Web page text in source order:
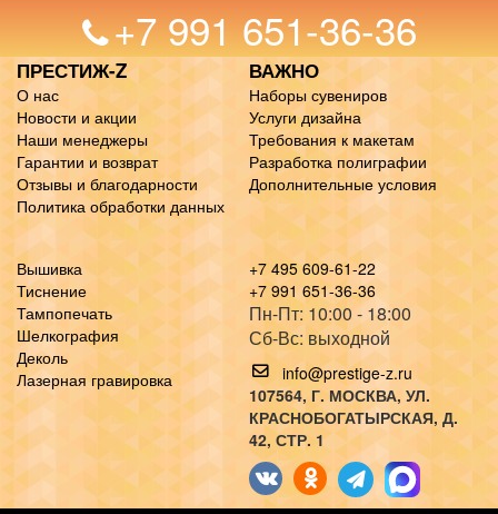
+7 991 651-36-36
ПРЕСТИЖ-Z
О нас
Новости и акции
Наши менеджеры
Гарантии и возврат
Отзывы и благодарности
Политика обработки данных
ВАЖНО
Наборы сувениров
Услуги дизайна
Требования к макетам
Разработка полиграфии
Дополнительные условия
Вышивка
Тиснение
Тампопечать
Шелкография
Деколь
Лазерная гравировка
+7 495 609-61-22
+7 991 651-36-36
Пн-Пт: 10:00 - 18:00
Сб-Вс: выходной
info@prestige-z.ru
107564, Г. МОСКВА, УЛ.
КРАСНОБОГАТЫРСКАЯ, Д.
42, СТР. 1